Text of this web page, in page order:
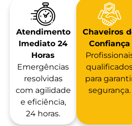
Atendimento
Imediato 24
Horas
Emergências
resolvidas
com agilidade
e eficiência,
24 horas.
Chaveiros
Confiança
para
segurança.